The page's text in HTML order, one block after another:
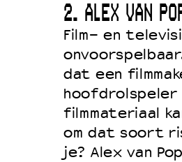
2. ALEX VAN
Film- en
dat een
hoofdrolspeler
filmmateriaal
om dat soort
je? Alex van